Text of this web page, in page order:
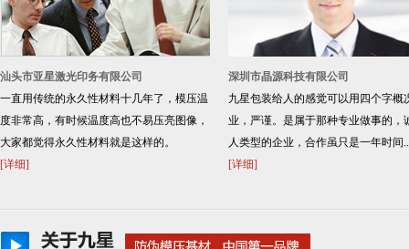
汕头市亚星激光印务有限公司
一直用传统的永久性材料十几年了，模压温
度非常高，有时候温度高也不易压亮图像，
大家都觉得永久性材料就是这样的。
[详细]
深圳市晶源科技有限公司
九星包装给人的感觉可以用四个字概
业，严谨。是属于那种专业做事的，
人类型的企业，合作虽只是一年时间
[详细]